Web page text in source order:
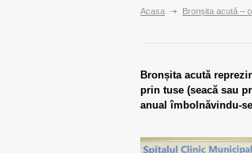
Acasa Bronșita acută –
Bronșita acută
prin tuse (seacă sau
anual îmbolnăvindu-